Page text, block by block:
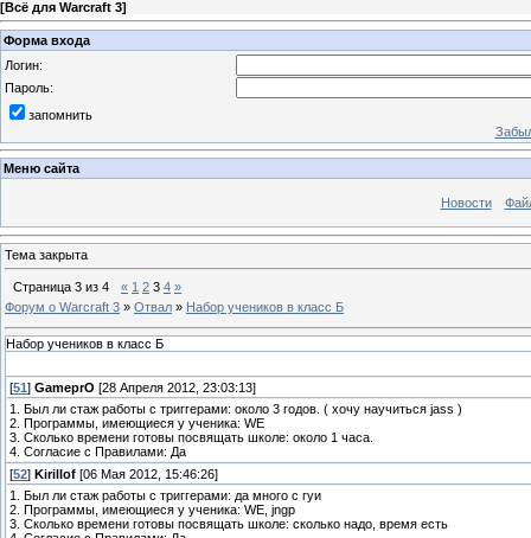
[Всё для Warcraft 3]
Форма входа
Логин:
Пароль:
запомнить
Меню сайта
Новости
Тема закрыта
Страница 3 из 4 « 1 2 3 4 »
Форум о Warcraft 3 » Отвал » Набор учеников в класс Б
Набор учеников в класс Б
[51 ] GameprO [28 Апреля 2012, 23:03:13]
1. Был ли стаж работы с триггерами: около 3 годов. ( хочу научиться jass )
2. Программы, имеющиеся у ученика: WE
3. Сколько времени готовы посвящать школе: около 1 часа.
4. Согласие с Правилами: Да
[52] Kirillof [06 Мая 2012, 15:46:26]
1. Был ли стаж работы с триггерами: да много с гуи
2. Программы, имеющиеся у ученика: WE, jngp
3. Сколько времени готовы посвящать школе: сколько надо, время есть